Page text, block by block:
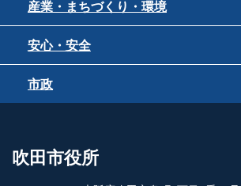
産業・まちづくり・環境
安心・安全
市政
吹田市役所